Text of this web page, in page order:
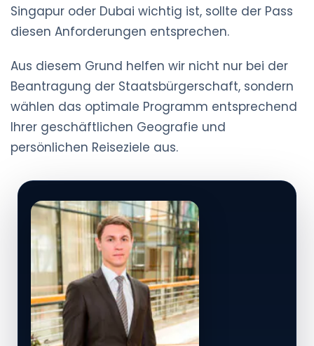
Singapur oder Dubai wichtig ist, sollte der Pass
diesen Anforderungen entsprechen.
Aus diesem Grund helfen wir nicht nur bei der
Beantragung der Staatsbürgerschaft, sondern
wählen das optimale Programm entsprechend
Ihrer geschäftlichen Geografie und
persönlichen Reiseziele aus.